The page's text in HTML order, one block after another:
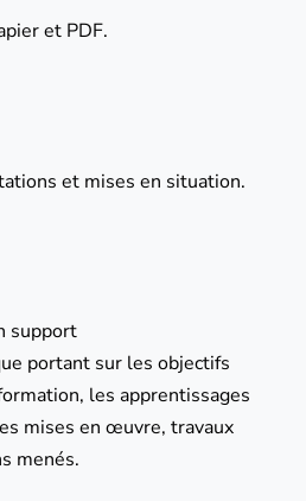
et PDF.
et mises en situation.
support
portant sur les objectifs
les apprentissages
mises en œuvre, travaux
menés.